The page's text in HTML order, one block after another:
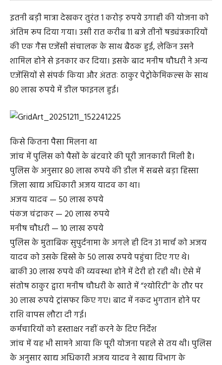
इतनी बड़ी मात्रा देखकर तुरंत 1 करोड़ रुपये उगाही की योजना को
अंतिम रूप दिया गया। उसी रात करीब 11 बजे तीनों षड्यंत्रकारियों
की एक गैस एजेंसी संचालक के साथ बैठक हुई, लेकिन उसने
शामिल होने से इनकार कर दिया। इसके बाद मनीष चौधरी ने अन्य
एजेंसियों से संपर्क किया और अंततः ठाकुर पेट्रोकेमिकल्स के साथ
80 लाख रुपये में डील फाइनल हुई।
किसे कितना पैसा मिलना था
जांच में पुलिस को पैसों के बंटवारे की पूरी जानकारी मिली है।
पुलिस के अनुसार 80 लाख रुपये की डील में सबसे बड़ा हिस्सा
जिला खाद्य अधिकारी अजय यादव का था।
अजय यादव — 50 लाख रुपये
पंकज चंद्राकर — 20 लाख रुपये
मनीष चौधरी — 10 लाख रुपये
पुलिस के मुताबिक सुपुर्दनामा के अगले ही दिन 31 मार्च को अजय
यादव को उसके हिस्से के 50 लाख रुपये पहुंचा दिए गए थे।
बाकी 30 लाख रुपये की व्यवस्था होने में देरी हो रही थी। ऐसे में
संतोष ठाकुर द्वारा मनीष चौधरी के खाते में “श्योरिटी” के तौर पर
30 लाख रुपये ट्रांसफर किए गए। बाद में नकद भुगतान होने पर
राशि वापस लौटा दी गई।
कर्मचारियों को हस्ताक्षर नहीं करने के दिए निर्देश
जांच में यह भी सामने आया कि पूरी योजना पहले से तय थी। पुलिस
के अनुसार खाद्य अधिकारी अजय यादव ने खाद्य विभाग के